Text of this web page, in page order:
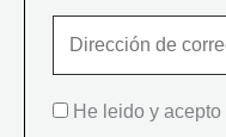
He leido y acepto